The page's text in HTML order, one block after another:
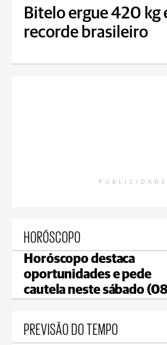
Bitelo ergue 420 kg
recorde brasileiro
PUBLICIDADE
HORÓSCOPO
Horóscopo destaca
oportunidades e pede
cautela neste sábado
PREVISÃO DO TEMPO